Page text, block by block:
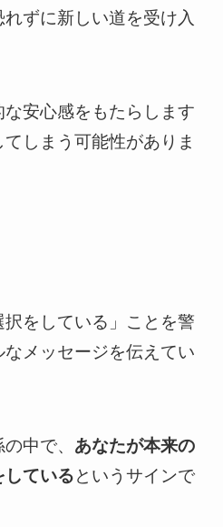
ずに新しい道を受け入
安心感をもたらします
しまう可能性がありま
をしている」ことを警
メッセージを伝えてい
中で、 あなたが本来の
しているというサインで